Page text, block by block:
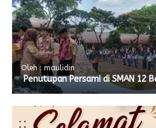
Oleh : maulidin
Penutupan Persami di SMAN 12